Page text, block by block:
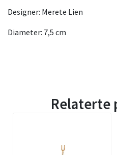
Designer: Merete Lien
Diameter: 7,5 cm
Relaterte